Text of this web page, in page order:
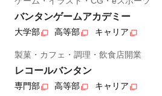
バンタンゲームアカデミー
大学部 高等部 キャリア
製菓・カフェ・調理・飲食店開業
レコールバンタン
専門部 高等部 キャリア